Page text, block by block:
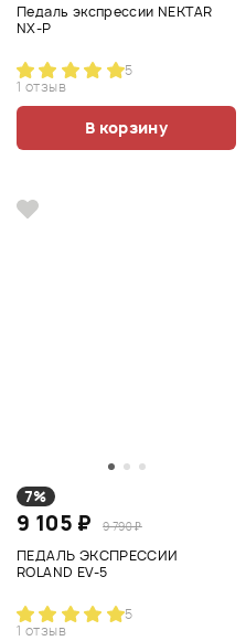
Педаль экспрессии NEKTAR
NX-P
5
1 отзыв
В корзину
7%
9 105 ₽ 9 790 ₽
ПЕДАЛЬ ЭКСПРЕССИИ
ROLAND EV-5
5
1 отзыв